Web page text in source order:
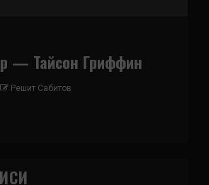
— Тайсон Гриффин
Решит Сабитов